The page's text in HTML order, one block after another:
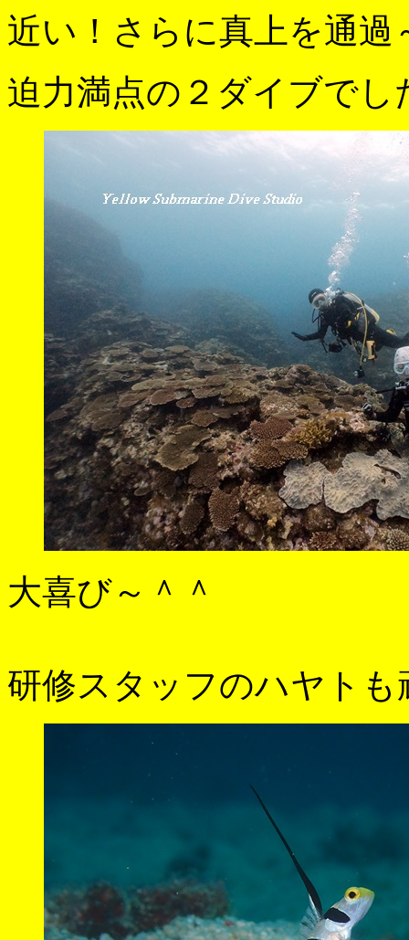
近い！さらに真上を通過
迫力満点の２ダイブでし
大喜び～＾＾
研修スタッフのハヤト